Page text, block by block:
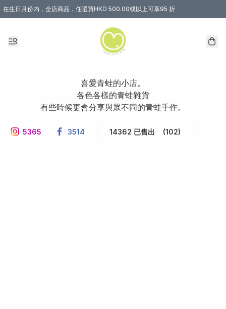
在生日月份内，全店商品，任選買HKD 500.00或以上可享95 折
喜愛青蛙的小店。
各色各樣的青蛙雜貨
5365 3514 14362 已售出 (102)